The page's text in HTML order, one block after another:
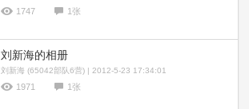
1747 1张
刘新海的相册
刘新海 (65042部队6营) | 2012-5-23 17:34:01
1971 1张